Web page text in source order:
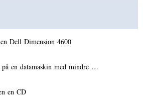
Dell Dimension 4600
en datamaskin med mindre …
en CD